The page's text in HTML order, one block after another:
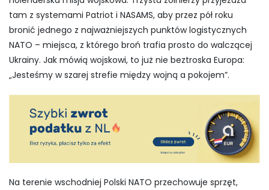
tam z systemami Patriot i NASAMS, aby przez pół roku
bronić jednego z najważniejszych punktów logistycznych
NATO – miejsca, z którego broń trafia prosto do walczącej
Ukrainy. Jak mówią wojskowi, to już nie beztroska Europa:
„Jesteśmy w szarej strefie między wojną a pokojem”.
Na terenie wschodniej Polski NATO przechowuje sprzęt,